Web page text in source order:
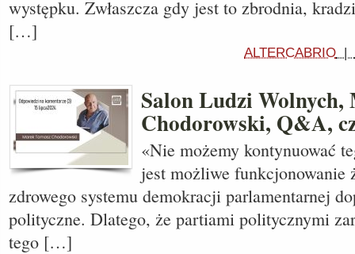
występku. Zwłaszcza gdy jest to zbrodnia,
[…]
ALTERCABRIO |
Salon Ludzi Wolnych,
Chodorowski, Q&A,
«Nie możemy kontynuować
jest możliwe funkcjonowanie
zdrowego systemu demokracji parlamentarnej
polityczne. Dlatego, że partiami politycznymi
tego […]